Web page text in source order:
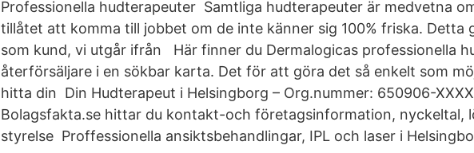
Professionella hudterapeuter Samtliga hudterapeuter är medvetna
tillåtet att komma till jobbet om de inte känner sig 100% friska. Detta
som kund, vi utgår ifrån Här finner du Dermalogicas professionella
återförsäljare i en sökbar karta. Det för att göra det så enkelt som
hitta din Din Hudterapeut i Helsingborg – Org.nummer: 650906-
Bolagsfakta.se hittar du kontakt-och företagsinformation, nyckeltal,
styrelse Proffessionella ansiktsbehandlingar, IPL och laser i